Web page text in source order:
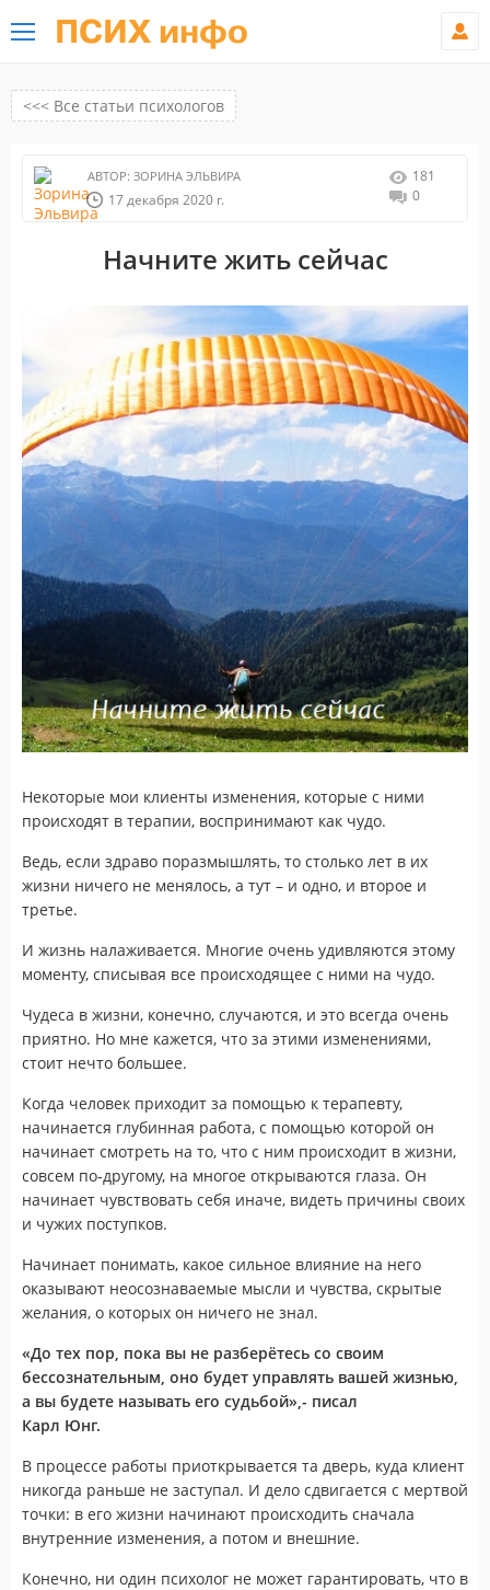
ПСИХ инфо
<<< Все статьи психологов
АВТОР: ЗОРИНА ЭЛЬВИРА
17 декабря 2020 г.
181
0
Начните жить сейчас
Некоторые мои клиенты изменения, которые с ними
происходят в терапии, воспринимают как чудо.
Ведь, если здраво поразмышлять, то столько лет в их
жизни ничего не менялось, а тут – и одно, и второе и
третье.
И жизнь налаживается. Многие очень удивляются этому
моменту, списывая все происходящее с ними на чудо.
Чудеса в жизни, конечно, случаются, и это всегда очень
приятно. Но мне кажется, что за этими изменениями,
стоит нечто большее.
Когда человек приходит за помощью к терапевту,
начинается глубинная работа, с помощью которой он
начинает смотреть на то, что с ним происходит в жизни,
совсем по-другому, на многое открываются глаза. Он
начинает чувствовать себя иначе, видеть причины своих
и чужих поступков.
Начинает понимать, какое сильное влияние на него
оказывают неосознаваемые мысли и чувства, скрытые
желания, о которых он ничего не знал.
«До тех пор, пока вы не разберётесь со своим
бессознательным, оно будет управлять вашей жизнью,
а вы будете называть его судьбой»,- писал
Карл Юнг.
В процессе работы приоткрывается та дверь, куда клиент
никогда раньше не заступал. И дело сдвигается с мертвой
точки: в его жизни начинают происходить сначала
внутренние изменения, а потом и внешние.
Конечно, ни один психолог не может гарантировать, что в